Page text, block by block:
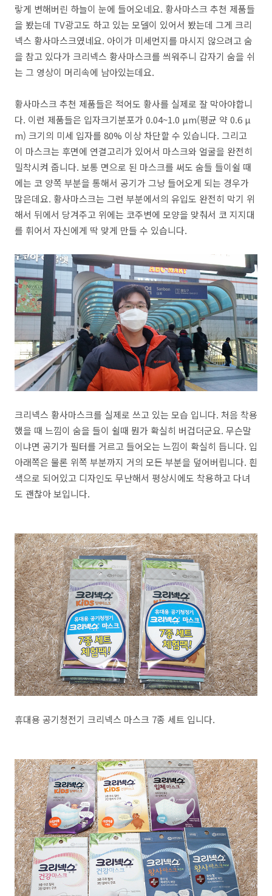
랗게 변해버린 하늘이 눈에 들어오네요. 황사마스크 추천 제품들
을 봤는데 TV광고도 하고 있는 모델이 있어서 봤는데 그게 크리
넥스 황사마스크였네요. 아이가 미세먼지를 마시지 않으려고 숨
을 참고 있다가 크리넥스 황사마스크를 씌워주니 갑자기 숨을 쉬
는 그 영상이 머리속에 남아있는데요.
황사마스크 추천 제품들은 적어도 황사를 실제로 잘 막아야합니
다. 이런 제품들은 입자크기분포가 0.04~1.0 µm(평균 약 0.6 µ
m) 크기의 미세 입자를 80% 이상 차단할 수 있습니다. 그리고
이 마스크는 후면에 연결고리가 있어서 마스크와 얼굴을 완전히
밀착시켜 줍니다. 보통 면으로 된 마스크를 써도 숨들 들이쉴 때
에는 코 양쪽 부분을 통해서 공기가 그냥 들어오게 되는 경우가
많은데요. 황사마스크는 그런 부분에서의 유입도 완전히 막기 위
해서 뒤에서 당겨주고 위에는 코주변에 모양을 맞춰서 코 지지대
를 휘어서 자신에게 딱 맞게 만들 수 있습니다.
크리넥스 황사마스크를 실제로 쓰고 있는 모습 입니다. 처음 착용
했을 때 느낌이 숨을 들이 쉴때 뭔가 확실히 버겁더군요. 무슨말
이냐면 공기가 필터를 거르고 들어오는 느낌이 확실히 듭니다. 입
아래쪽은 물론 위쪽 부분까지 거의 모든 부분을 덮어버립니다. 흰
색으로 되어있고 디자인도 무난해서 평상시에도 착용하고 다녀
도 괜찮아 보입니다.
휴대용 공기청전기 크리넥스 마스크 7종 세트 입니다.